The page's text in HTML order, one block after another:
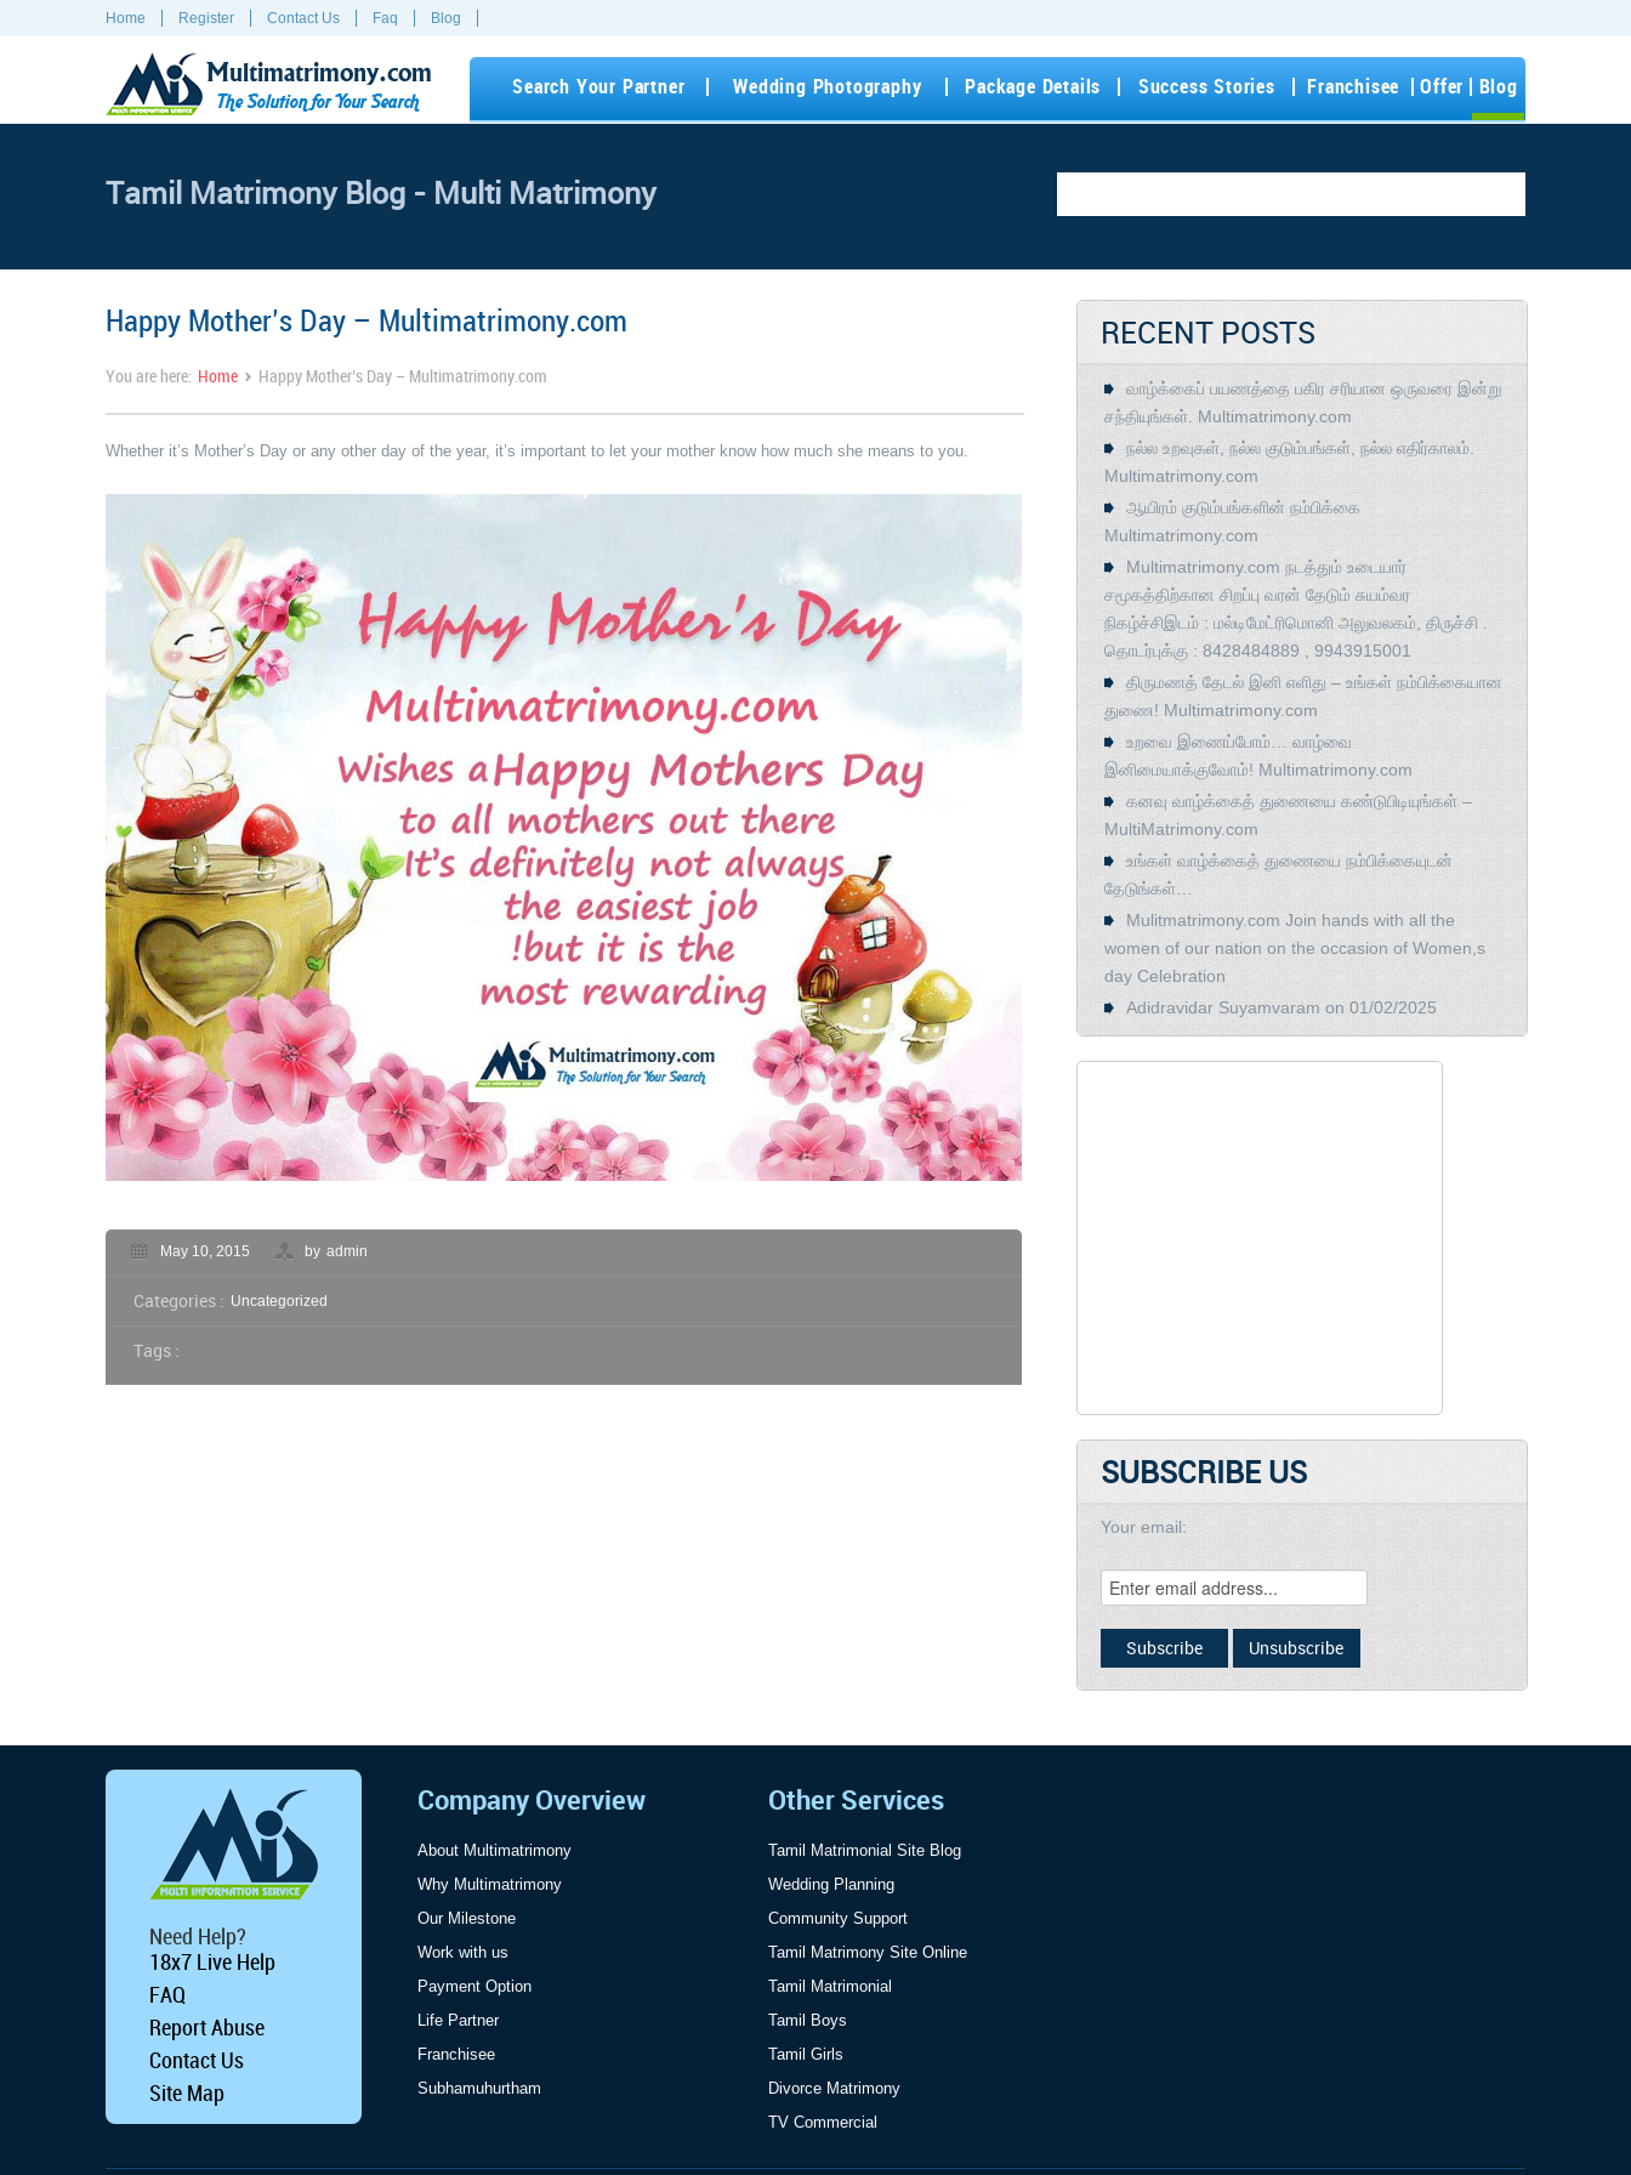
Home Register Contact Us Faq Blog
Multimatrimony.com
The Solution for Your Search
Search Your Partner Wedding Photography Package Details Success Stories Franchisee Offer Blog
Tamil Matrimony Blog - Multi Matrimony
Happy Mother’s Day – Multimatrimony.com
You are here: Home › Happy Mother’s Day – Multimatrimony.com
Whether it’s Mother’s Day or any other day of the year, it’s important to let your mother know how much she means to you.
May 10, 2015 by admin
Categories : Uncategorized
Tags :
RECENT POSTS
வாழ்க்கைப் பயணத்தை பகிர சரியான ஒருவரை இன்று
சந்தியுங்கள். Multimatrimony.com
நல்ல உறவுகள், நல்ல குடும்பங்கள், நல்ல எதிர்காலம்.
Multimatrimony.com
ஆயிரம் குடும்பங்களின் நம்பிக்கை
Multimatrimony.com
Multimatrimony.com நடத்தும் உடையார்
சமூகத்திற்கான சிறப்பு வரன் தேடும் சுயம்வர
நிகழ்ச்சிஇடம் : மல்டிமேட்ரிமொனி அலுவலகம், திருச்சி .
தொடர்புக்கு : 8428484889 , 9943915001
திருமணத் தேடல் இனி எளிது – உங்கள் நம்பிக்கையான
துணை! Multimatrimony.com
உறவை இணைப்போம்… வாழ்வை
இனிமையாக்குவோம்! Multimatrimony.com
கனவு வாழ்க்கைத் துணையை கண்டுபிடியுங்கள் –
MultiMatrimony.com
உங்கள் வாழ்க்கைத் துணையை நம்பிக்கையுடன்
தேடுங்கள்…
Mulitmatrimony.com Join hands with all the
women of our nation on the occasion of Women,s
day Celebration
Adidravidar Suyamvaram on 01/02/2025
SUBSCRIBE US
Your email:
Need Help?
18x7 Live Help
FAQ
Report Abuse
Contact Us
Site Map
Company Overview
About Multimatrimony
Why Multimatrimony
Our Milestone
Work with us
Payment Option
Life Partner
Franchisee
Subhamuhurtham
Other Services
Tamil Matrimonial Site Blog
Wedding Planning
Community Support
Tamil Matrimony Site Online
Tamil Matrimonial
Tamil Boys
Tamil Girls
Divorce Matrimony
TV Commercial